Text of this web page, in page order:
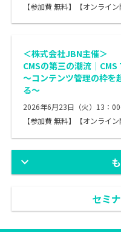
【参加費 無料】【オンライ
＜株式会社JBN主催＞
CMSの第三の潮流｜CMS
〜コンテンツ管理の枠を
る〜
2026年6月23日（火）13：
【参加費 無料】【オンライ
セミ